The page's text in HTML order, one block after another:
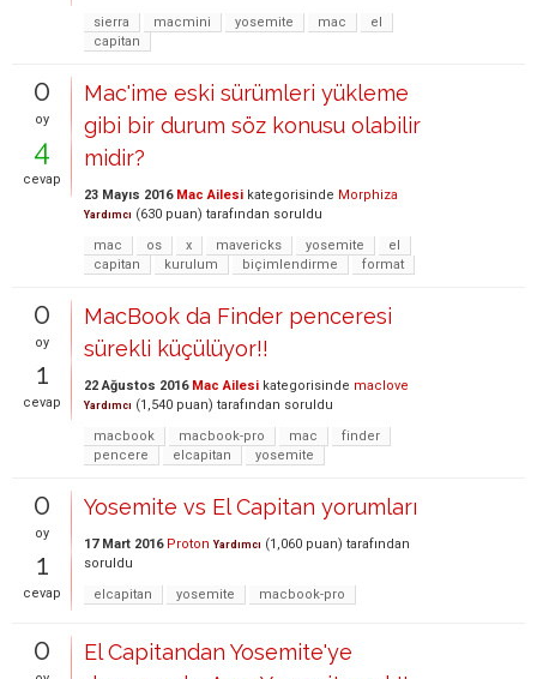
sierra
macmini yosemite mac
el
capitan
0
oy
4
cevap
Mac'ime eski sürümleri yükleme
gibi bir durum söz konusu olabilir
midir?
23 Mayıs 2016 Mac Ailesi kategorisinde Morphiza
Yardımcı (630 puan) tarafından soruldu
mac
os x mavericks yosemite
el
capitan
kurulum biçimlendirme format
0
oy
1
cevap
MacBook da Finder penceresi
sürekli küçülüyor!!
22 Ağustos 2016 Mac Ailesi kategorisinde maclove
Yardımcı (1,540 puan) tarafından soruldu
macbook
macbook-pro mac
finder
pencere
elcapitan yosemite
0
oy
1
cevap
Yosemite vs El Capitan yorumları
17 Mart 2016 Proton Yardımcı (1,060 puan) tarafından
soruldu
elcapitan
yosemite macbook-pro
0
El Capitandan Yosemite'ye